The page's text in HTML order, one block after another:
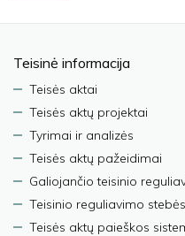
Teisinė informacija
Teisės aktai
Teisės aktų projektai
Tyrimai ir analizės
Teisės aktų pažeidimai
Galiojančio teisinio
Teisinio reguliavimo
Teisės aktų paieškos